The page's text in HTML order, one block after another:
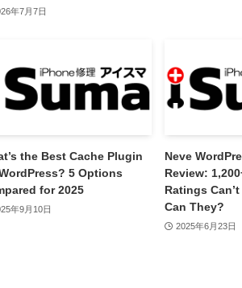
年7月7日
the Best Cache Plugin
5 Options
for 2025
年9月10日
Neve
Review:
Ratings
Can They?
2025年6月23日